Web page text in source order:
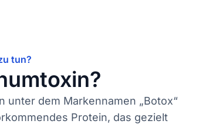
tun?
unter dem Markennamen „Botox“
Protein, das gezielt